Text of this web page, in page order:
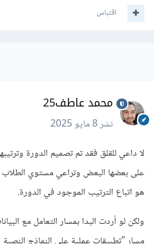
اقتباس
محمد عاطف25
نشر8 مايو 2025
لا داعي للقلق فقد تم تصميم الدورة
على بعضها البعض وتراعي مستوي الطلاب
هو اتباع الترتيب الموجود في الدورة.
ولكن لو أردت البدا بمسار التعامل مع